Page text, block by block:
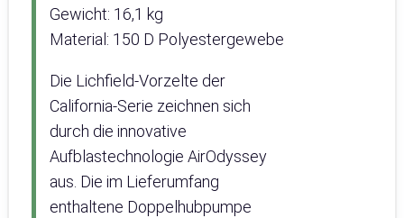
Gewicht: 16,1 kg
Material: 150 D Polyestergewebe
Die Lichfield-Vorzelte der
California-Serie zeichnen sich
durch die innovative
Aufblastechnologie AirOdyssey
aus. Die im Lieferumfang
enthaltene Doppelhubpumpe